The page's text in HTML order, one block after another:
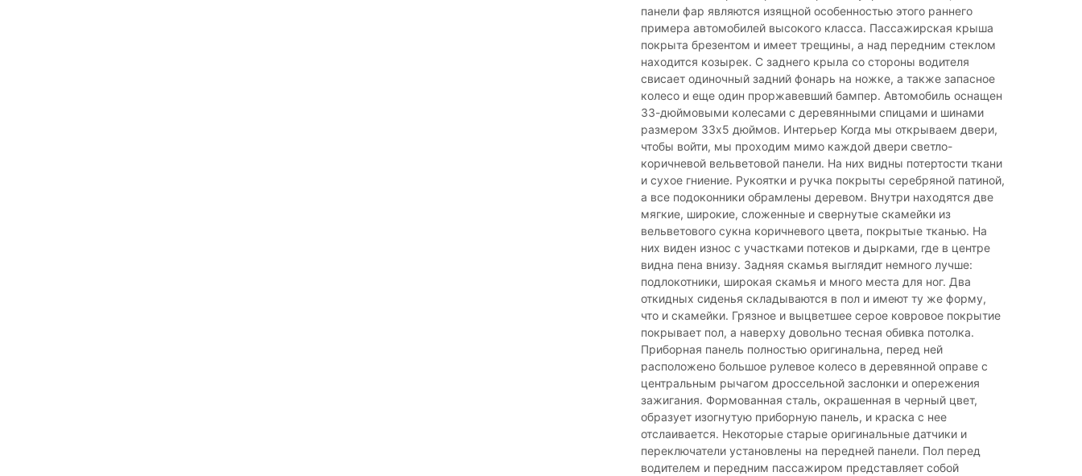
панели фар являются изящной особенностью этого раннего
примера автомобилей высокого класса. Пассажирская крыша
покрыта брезентом и имеет трещины, а над передним стеклом
находится козырек. С заднего крыла со стороны водителя
свисает одиночный задний фонарь на ножке, а также запасное
колесо и еще один проржавевший бампер. Автомобиль оснащен
33-дюймовыми колесами с деревянными спицами и шинами
размером 33x5 дюймов. Интерьер Когда мы открываем двери,
чтобы войти, мы проходим мимо каждой двери светло-
коричневой вельветовой панели. На них видны потертости ткани
и сухое гниение. Рукоятки и ручка покрыты серебряной патиной,
а все подоконники обрамлены деревом. Внутри находятся две
мягкие, широкие, сложенные и свернутые скамейки из
вельветового сукна коричневого цвета, покрытые тканью. На
них виден износ с участками потеков и дырками, где в центре
видна пена внизу. Задняя скамья выглядит немного лучше:
подлокотники, широкая скамья и много места для ног. Два
откидных сиденья складываются в пол и имеют ту же форму,
что и скамейки. Грязное и выцветшее серое ковровое покрытие
покрывает пол, а наверху довольно тесная обивка потолка.
Приборная панель полностью оригинальна, перед ней
расположено большое рулевое колесо в деревянной оправе с
центральным рычагом дроссельной заслонки и опережения
зажигания. Формованная сталь, окрашенная в черный цвет,
образует изогнутую приборную панель, и краска с нее
отслаивается. Некоторые старые оригинальные датчики и
переключатели установлены на передней панели. Пол перед
водителем и передним пассажиром представляет собой